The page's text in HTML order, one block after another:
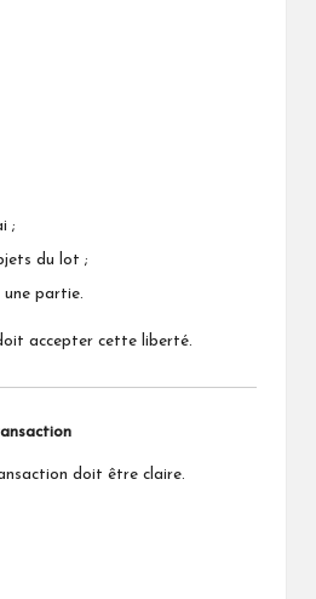
;
du lot ;
une partie.
accepter cette liberté.
doit être claire.